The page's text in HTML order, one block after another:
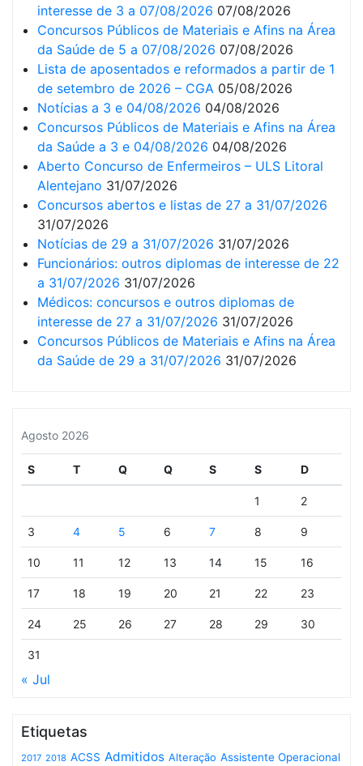
interesse de 3 a 07/08/2026 07/08/2026
Concursos Públicos de Materiais e Afins na Área
da Saúde de 5 a 07/08/2026 07/08/2026
Lista de aposentados e reformados a partir de 1
de setembro de 2026 – CGA 05/08/2026
Notícias a 3 e 04/08/2026 04/08/2026
Concursos Públicos de Materiais e Afins na Área
da Saúde a 3 e 04/08/2026 04/08/2026
Aberto Concurso de Enfermeiros – ULS Litoral
Alentejano 31/07/2026
Concursos abertos e listas de 27 a 31/07/2026
31/07/2026
Notícias de 29 a 31/07/2026 31/07/2026
Funcionários: outros diplomas de interesse de 22
a 31/07/2026 31/07/2026
Médicos: concursos e outros diplomas de
interesse de 27 a 31/07/2026 31/07/2026
Concursos Públicos de Materiais e Afins na Área
da Saúde de 29 a 31/07/2026 31/07/2026
Agosto 2026
S T Q Q S S D
1 2
3 4 5 6 7 8 9
10 11 12 13 14 15 16
17 18 19 20 21 22 23
24 25 26 27 28 29 30
31
« Jul
Etiquetas
2017 2018 ACSS Admitidos Alteração Assistente Operacional